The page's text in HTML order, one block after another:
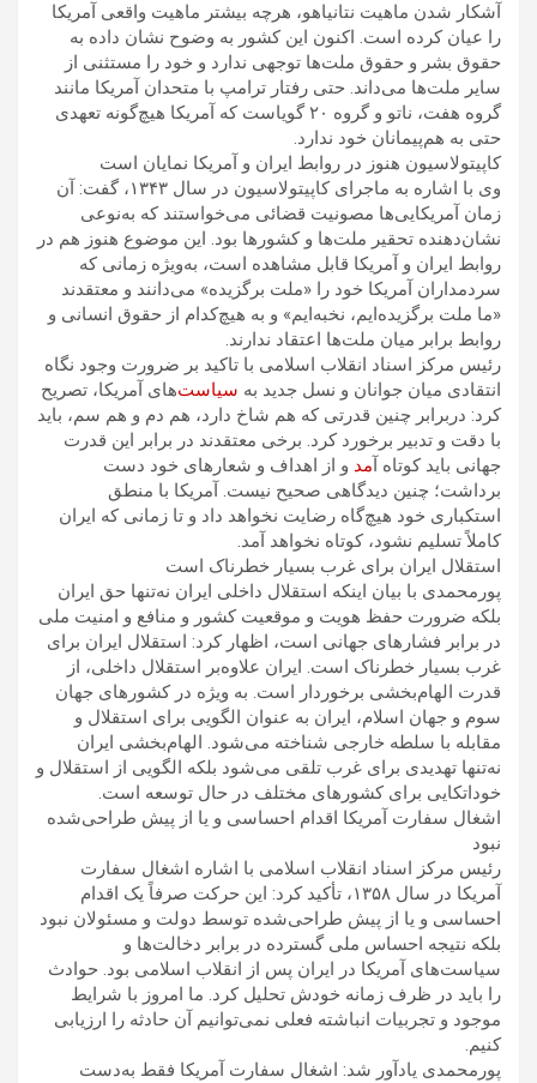
آشکار شدن ماهیت نتانیاهو، هرچه بیشتر ماهیت واقعی آمریکا
را عیان کرده است. اکنون این کشور به وضوح نشان داده به
حقوق بشر و حقوق ملت‌ها توجهی ندارد و خود را مستثنی از
سایر ملت‌ها می‌داند. حتی رفتار ترامپ با متحدان آمریکا مانند
گروه هفت، ناتو و گروه ۲۰ گویاست که آمریکا هیچ‌گونه تعهدی
حتی به هم‌پیمانان خود ندارد.
کاپیتولاسیون هنوز در روابط ایران و آمریکا نمایان است
وی با اشاره به ماجرای کاپیتولاسیون در سال ۱۳۴۳، گفت: آن
زمان آمریکایی‌ها مصونیت قضائی می‌خواستند که به‌نوعی
نشان‌دهنده تحقیر ملت‌ها و کشورها بود. این موضوع هنوز هم در
روابط ایران و آمریکا قابل مشاهده است، به‌ویژه زمانی که
سردمداران آمریکا خود را «ملت برگزیده» می‌دانند و معتقدند
«ما ملت برگزیده‌ایم، نخبه‌ایم» و به هیچ‌کدام از حقوق انسانی و
روابط برابر میان ملت‌ها اعتقاد ندارند.
رئیس مرکز اسناد انقلاب اسلامی با تاکید بر ضرورت وجود نگاه
انتقادی میان جوانان و نسل جدید به سیاست‌های آمریکا، تصریح
کرد: دربرابر چنین قدرتی که هم شاخ دارد، هم دم و هم سم، باید
با دقت و تدبیر برخورد کرد. برخی معتقدند در برابر این قدرت
جهانی باید کوتاه آمد و از اهداف و شعارهای خود دست
برداشت؛ چنین دیدگاهی صحیح نیست. آمریکا با منطق
استکباری خود هیچ‌گاه رضایت نخواهد داد و تا زمانی که ایران
کاملاً تسلیم نشود، کوتاه نخواهد آمد.
استقلال ایران برای غرب بسیار خطرناک است
پورمحمدی با بیان اینکه استقلال داخلی ایران نه‌تنها حق ایران
بلکه ضرورت حفظ هویت و موقعیت کشور و منافع و امنیت ملی
در برابر فشارهای جهانی است، اظهار کرد: استقلال ایران برای
غرب بسیار خطرناک است. ایران علاوه‌بر استقلال داخلی، از
قدرت الهام‌بخشی برخوردار است. به ویژه در کشورهای جهان
سوم و جهان اسلام، ایران به عنوان الگویی برای استقلال و
مقابله با سلطه خارجی شناخته می‌شود. الهام‌بخشی ایران
نه‌تنها تهدیدی برای غرب تلقی می‌شود بلکه الگویی از استقلال و
خوداتکایی برای کشورهای مختلف در حال توسعه است.
اشغال سفارت آمریکا اقدام احساسی و یا از پیش طراحی‌شده
نبود
رئیس مرکز اسناد انقلاب اسلامی با اشاره اشغال سفارت
آمریکا در سال ۱۳۵۸، تأکید کرد: این حرکت صرفاً یک اقدام
احساسی و یا از پیش طراحی‌شده توسط دولت و مسئولان نبود
بلکه نتیجه‌ احساس ملی گسترده در برابر دخالت‌ها و
سیاست‌های آمریکا در ایران پس از انقلاب اسلامی بود. حوادث
را باید در ظرف زمانه خودش تحلیل کرد. ما امروز با شرایط
موجود و تجربیات انباشته فعلی نمی‌توانیم آن حادثه را ارزیابی
کنیم.
پورمحمدی یادآور شد: اشغال سفارت آمریکا فقط به‌دست